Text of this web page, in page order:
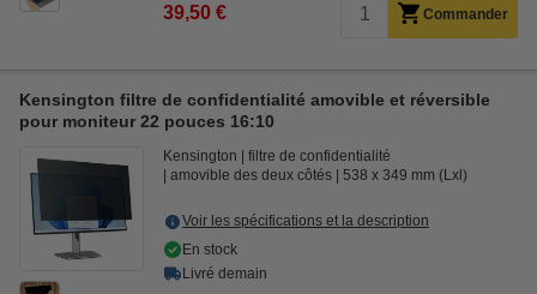
39,50 € Commander
Kensington filtre de confidentialité amovible et réversible
pour moniteur 22 pouces 16:10
Kensington
filtre de confidentialité
amovible des deux côtés
538 x 349 mm (Lxl)
Voir les spécifications et la description
En stock
Livré demain